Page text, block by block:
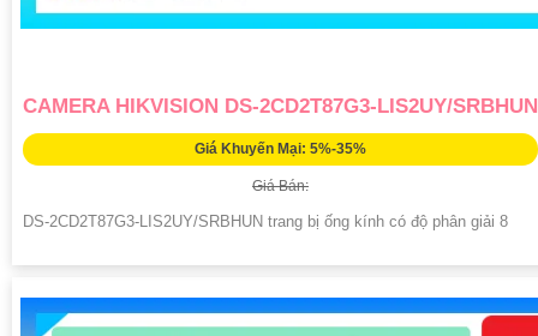
CAMERA HIKVISION DS-2CD2T87G3-LIS2UY/SRBHUN
Giá Khuyến Mại: 5%-35%
Giá Bán:
DS-2CD2T87G3-LIS2UY/SRBHUN trang bị ống kính có độ phân giải 8